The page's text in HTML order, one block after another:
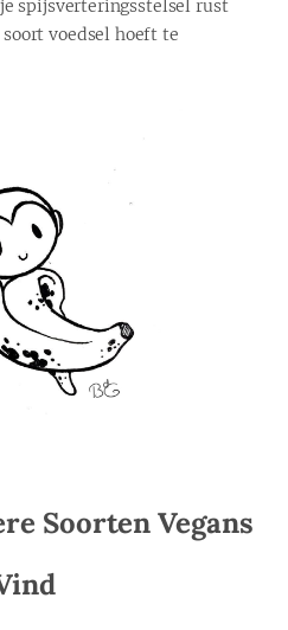
spijsverteringsstelsel rust
voedsel hoeft te
Soorten Vegans